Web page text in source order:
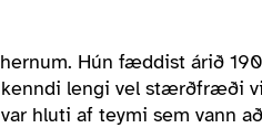
Hún fæddist árið
kenndi lengi vel stærðfræði
hluti af teymi sem vann